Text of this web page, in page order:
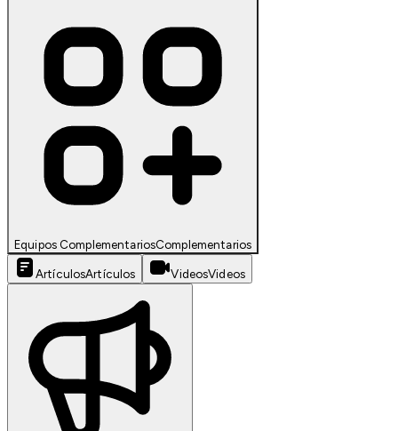
Equipos ComplementariosComplementarios
ArtículosArtículos VideosVideos